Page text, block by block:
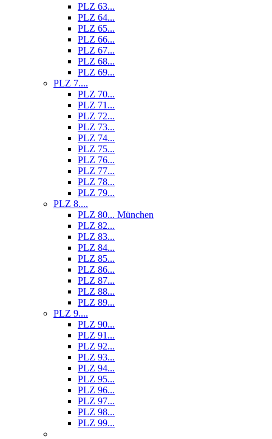
PLZ 63...
PLZ 64...
PLZ 65...
PLZ 66...
PLZ 67...
PLZ 68...
PLZ 69...
PLZ 7....
PLZ 70...
PLZ 71...
PLZ 72...
PLZ 73...
PLZ 74...
PLZ 75...
PLZ 76...
PLZ 77...
PLZ 78...
PLZ 79...
PLZ 8....
PLZ 80... München
PLZ 82...
PLZ 83...
PLZ 84...
PLZ 85...
PLZ 86...
PLZ 87...
PLZ 88...
PLZ 89...
PLZ 9....
PLZ 90...
PLZ 91...
PLZ 92...
PLZ 93...
PLZ 94...
PLZ 95...
PLZ 96...
PLZ 97...
PLZ 98...
PLZ 99...